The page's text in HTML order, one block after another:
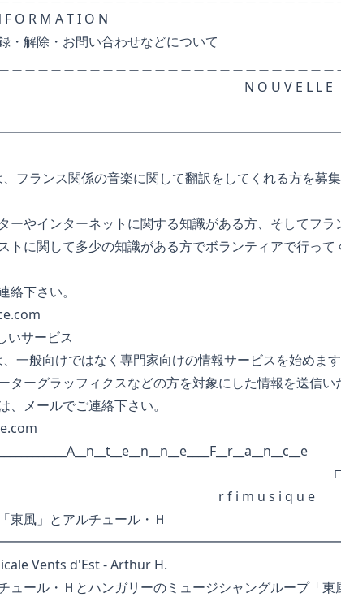
A T I O N
お問い合わせなどについて
O U V E L L E
フランス関係の音楽に関して翻訳をしてくれる方を募
ーやインターネットに関する知識がある方、そしてフラ
トに関して多少の知識がある方でボランティアで行って
下さい。
いサービス
一般向けではなく専門家向けの情報サービスを始めます
ターグラッフィクスなどの方を対象にした情報を送信い
メールでご連絡下さい。
i m u s i q u e
風」とアルチュール・Ｈ
Vents d'Est - Arthur H.
ール・Ｈとハンガリーのミュージシャングループ「東